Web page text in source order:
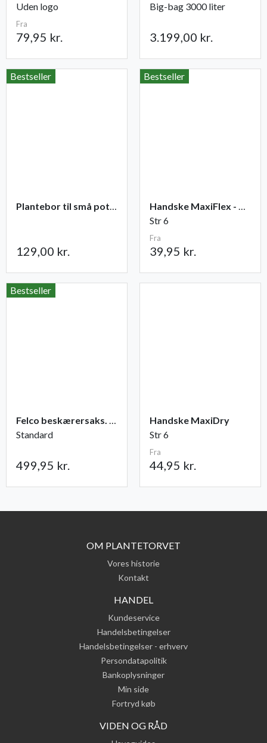
Uden logo
Fra
79,95 kr.
Big-bag 3000 liter
3.199,00 kr.
Bestseller
Plantebor til små potter
129,00 kr.
Bestseller
Handske MaxiFlex - Ultimate
Str 6
Fra
39,95 kr.
Bestseller
Felco beskærersaks. nr. 2
Standard
499,95 kr.
Handske MaxiDry
Str 6
Fra
44,95 kr.
OM PLANTETORVET
Vores historie
Kontakt
HANDEL
Kundeservice
Handelsbetingelser
Handelsbetingelser - erhverv
Persondatapolitik
Bankoplysninger
Min side
Fortryd køb
VIDEN OG RÅD